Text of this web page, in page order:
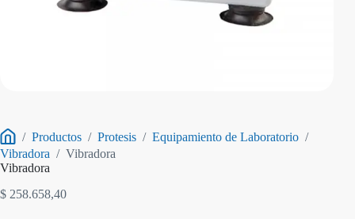
Inicio
/ Productos / Protesis / Equipamiento de Laboratorio /
Vibradora / Vibradora
Vibradora
$ 258.658,40